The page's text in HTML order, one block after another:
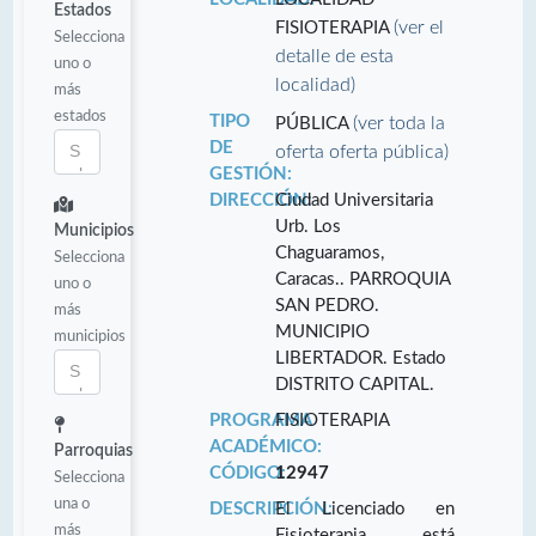
Estados
Selecciona
uno o
más
estados
Municipios
Selecciona
uno o
más
municipios
Parroquias
Selecciona
una o
más
FISIOTERAPIA(ver el
detalle de esta
localidad)
TIPO
DE
GESTIÓN:
PÚBLICA(ver toda la
oferta oferta pública)
DIRECCIÓN:Ciudad Universitaria
Urb. Los
Chaguaramos,
Caracas.. PARROQUIA
SAN PEDRO.
MUNICIPIO
LIBERTADOR. Estado
DISTRITO CAPITAL.
PROGRAMA
ACADÉMICO:
FISIOTERAPIA
CÓDIGO:12947
DESCRIPCIÓN:El Licenciado en